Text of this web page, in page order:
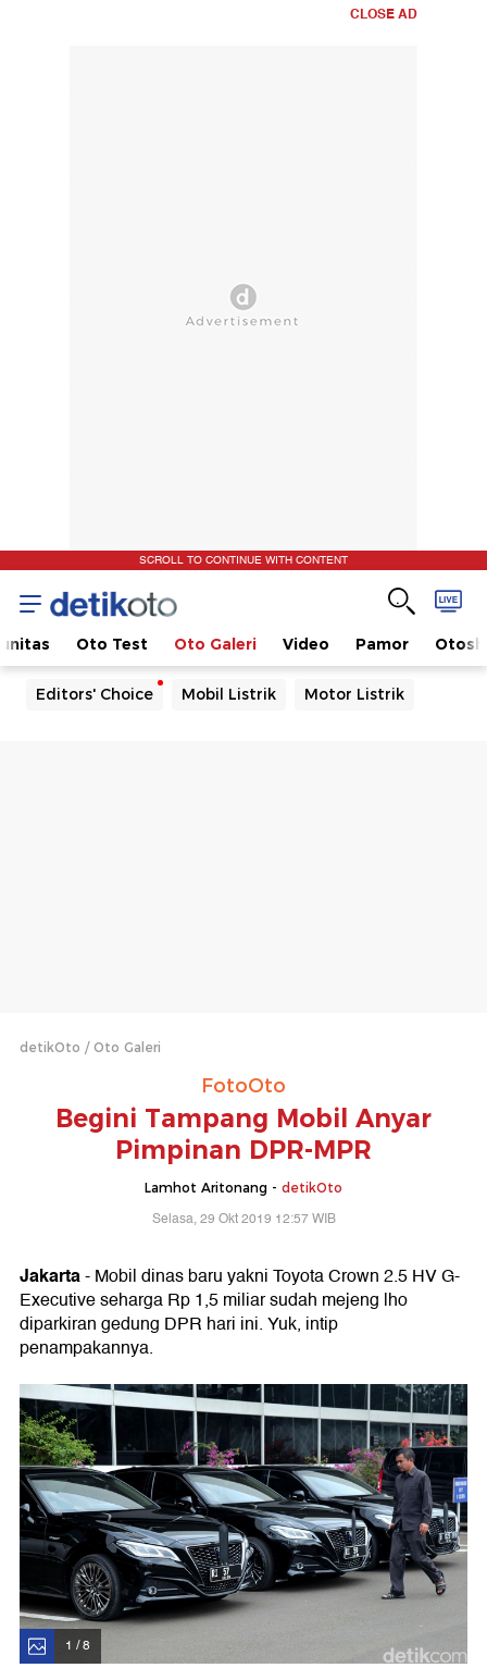
CLOSE AD
SCROLL TO CONTINUE WITH CONTENT
Oto Test Oto Galeri Video Pamor
Editors' Choice Mobil Listrik Motor Listrik
detikOto Oto Galeri
FotoOto
Begini Tampang Mobil Anyar
Pimpinan DPR-MPR
Lamhot Aritonang - detikOto
Selasa, 29 Okt 2019 12:57 WIB
Jakarta- Mobil dinas baru yakni Toyota Crown 2.5 HV G-
Executive seharga Rp 1,5 miliar sudah mejeng lho
diparkiran gedung DPR hari ini. Yuk, intip
penampakannya.
1 / 8